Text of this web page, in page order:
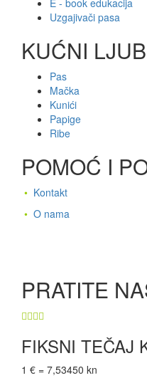
E - book edukacija
Uzgajivači pasa
KUĆNI
Pas
Mačka
Kunići
Papige
Ribe
POMOĆ I
• Kontakt
• O nama
PRATITE
FIKSNI TEČAJ
1 € = 7,53450 kn